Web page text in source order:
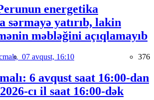
energetika
sərmayə yatırıb, lakin
məbləğini açıqlamayıb
07 avqust, 16:10 376
6 avqust saat 16:00-dan
cı il saat 16:00-dək